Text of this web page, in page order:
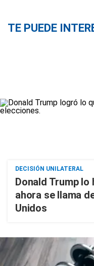
TE PUEDE
DECISIÓN UNILATERAL
Donald Trump lo
ahora se llama
Unidos